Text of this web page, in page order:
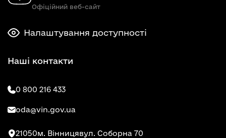
Офіційний веб-сайт
Налаштування доступності
Наші контакти
0 800 216 433
oda@vin.gov.ua
21050м. Вінницявул. Соборна 70